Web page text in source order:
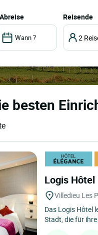
abreise Reisende
2
besten
Logis
Villedieu Les
Das Logis Hôtel
Stadt, die für